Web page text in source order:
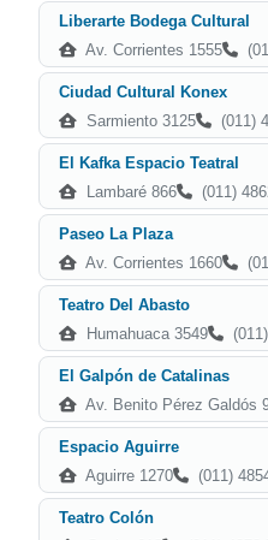
Liberarte Bodega Cultural
Av. Corrientes 1555
Ciudad Cultural Konex
Sarmiento 3125
(011)
El Kafka Espacio Teatral
Lambaré 866
(011)
Paseo La Plaza
Av. Corrientes 1660
Teatro Del Abasto
Humahuaca 3549
El Galpón de Catalinas
Av. Benito Pérez Galdós
Espacio Aguirre
Aguirre 1270
(011)
Teatro Colón